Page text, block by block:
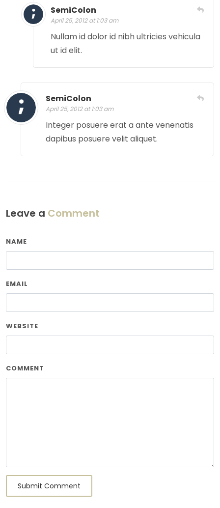
SemiColon
April 25, 2012 at 1:03 am
Nullam id dolor id nibh ultricies vehicula
ut id elit.
SemiColon
April 25, 2012 at 1:03 am
Integer posuere erat a ante venenatis
dapibus posuere velit aliquet.
Leave a Comment
NAME
EMAIL
WEBSITE
COMMENT
Submit Comment